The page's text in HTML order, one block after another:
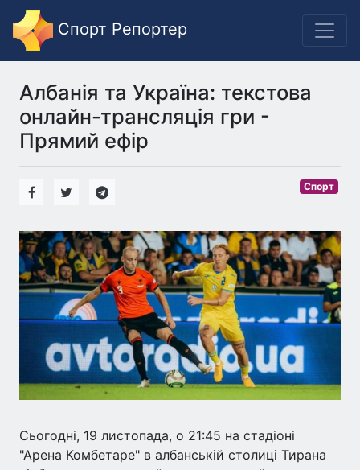
Спорт Репортер
Албанія та Україна: текстова
онлайн-трансляція гри -
Прямий ефір
Спорт
Сьогодні, 19 листопада, о 21:45 на стадіоні
"Арена Комбетаре" в албанській столиці Тирана